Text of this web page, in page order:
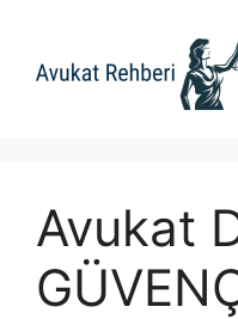
Avukat